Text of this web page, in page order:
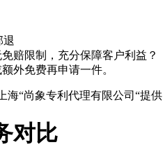
退
赔限制，充分保障客户利益？
外免费再申请一件。
海“尚象专利代理有限公司“提供
对比